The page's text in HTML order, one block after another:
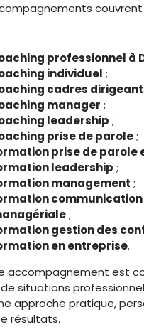
professionnel à
individuel ;
cadres
manager ;
leadership ;
prise de parole;
prise de parole
leadership ;
management ;
communication
;
gestion des
en entreprise.
accompagnement est
situations
approche pratique,
résultats.